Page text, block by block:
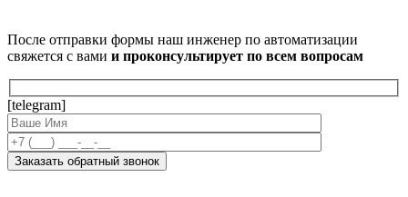
После отправки формы наш инженер по автоматизации
свяжется с вами и проконсультирует по всем вопросам
[telegram]